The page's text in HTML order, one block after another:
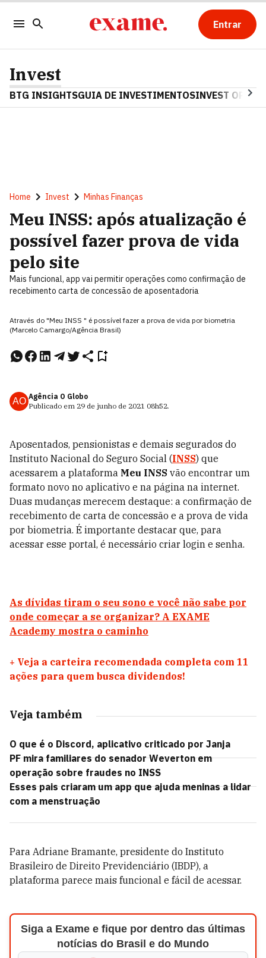
Entrar
Invest
BTG INSIGHTSGUIA DE INVESTIMENTOSINVEST OPINA
Home Invest Minhas Finanças
Meu INSS: após atualização é
possível fazer prova de vida
pelo site
Mais funcional, app vai permitir operações como confirmação de
recebimento carta de concessão de aposentadoria
Através do "Meu INSS " é possível fazer a prova de vida por biometria
(Marcelo Camargo/Agência Brasil)
AO Agência O Globo
Publicado em 29 de junho de 2021 08h52.
Aposentados, pensionistas e demais segurados do
Instituto Nacional do Seguro Social (INSS) que
acessarem a plataforma Meu INSS vão encontrar um
formato novo no aplicativo e na página na internet.
Duas mudanças merecem destaque: a confirmação de
recebimento de carta de concessão e a prova de vida
por biometria. É importante destacar que, para
acessar esse portal, é necessário criar login e senha.
As dívidas tiram o seu sono e você não sabe por
onde começar a se organizar? A EXAME
Academy mostra o caminho
+ Veja a carteira recomendada completa com 11
ações para quem busca dividendos!
Veja também
O que é o Discord, aplicativo criticado por Janja
PF mira familiares do senador Weverton em
operação sobre fraudes no INSS
Esses pais criaram um app que ajuda meninas a lidar
com a menstruação
Para Adriane Bramante, presidente do Instituto
Brasileiro de Direito Previdenciário (IBDP), a
plataforma parece mais funcional e fácil de acessar.
Siga a Exame e fique por dentro das últimas
notícias do Brasil e do Mundo